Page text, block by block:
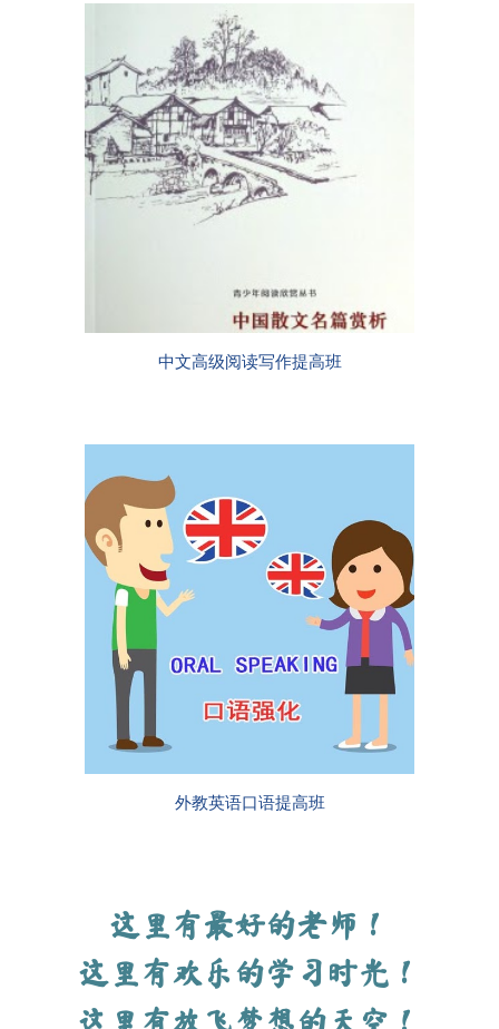
中文高级阅读写作提高班
外教英语口语提高班
这里有最好的老师！
这里有欢乐的学习时光！
这里有放飞梦想的天空！